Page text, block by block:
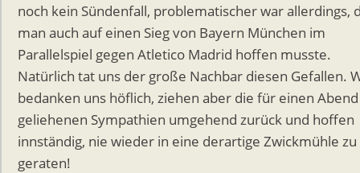
noch kein Sündenfall, problematischer war allerdings,
man auch auf einen Sieg von Bayern München im
Parallelspiel gegen Atletico Madrid hoffen musste.
Natürlich tat uns der große Nachbar diesen Gefallen.
bedanken uns höflich, ziehen aber die für einen Abend
geliehenen Sympathien umgehend zurück und hoffen
innständig, nie wieder in eine derartige Zwickmühle zu
geraten!